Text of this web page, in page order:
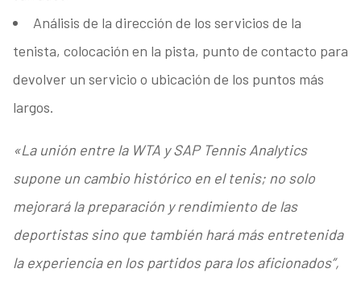
Análisis de la dirección de los servicios de la
tenista, colocación en la pista, punto de contacto para
devolver un servicio o ubicación de los puntos más
largos.
«La unión entre la WTA y SAP Tennis Analytics
supone un cambio histórico en el tenis; no solo
mejorará la preparación y rendimiento de las
deportistas sino que también hará más entretenida
la experiencia en los partidos para los aficionados”,